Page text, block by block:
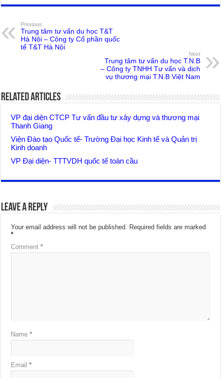
Previous
Trung tâm tư vấn du học T&T
Hà Nội – Công ty Cổ phần quốc
tế T&T Hà Nội
Next
Trung tâm tư vấn du học T.N.B
– Công ty TNHH Tư vấn và dịch
vụ thương mại T.N.B Việt Nam
Related Articles
VP đại diện CTCP Tư vấn đầu tư xây dựng và thương mại
Thanh Giang
Viện Đào tạo Quốc tế- Trường Đại học Kinh tế và Quản trị
Kinh doanh
VP Đại diện- TTTVDH quốc tế toàn cầu
Leave a Reply
Your email address will not be published. Required fields are marked
*
Comment*
Name*
Email*